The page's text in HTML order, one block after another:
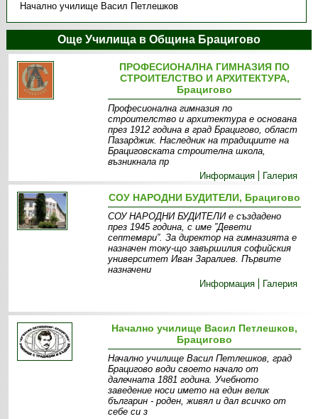
Начално училище Васил Петлешков
Още Училища в Община Брацигово
ПРОФЕСИОНАЛНА ГИМНАЗИЯ ПО
СТРОИТЕЛСТВО И АРХИТЕКТУРА,
Брацигово
Професионална гимназия по
строителство и архитектура е основана
през 1912 година в град Брацигово, област
Пазарджик. Наследник на традициите на
Брациговската строителна школа,
възникнала пр
Информация
Галерия
СОУ НАРОДНИ БУДИТЕЛИ, Брацигово
СОУ НАРОДНИ БУДИТЕЛИ е създадено
през 1945 година, с име ”Девети
септември”. За директор на гимназията е
назначен току-що завършилия софийския
университет Иван Заралиев. Първите
назначени
Информация
Галерия
Начално училище Васил Петлешков,
Брацигово
Начално училище Васил Петлешков, град
Брацигово води своето начало от
далечната 1881 година. Учебното
заведение носи името на един велик
българин - роден, живял и дал всичко от
себе си з